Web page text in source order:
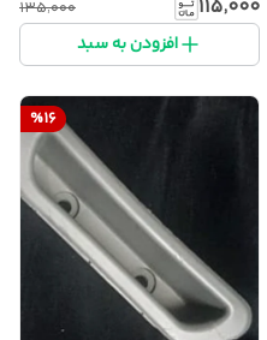
۱۱۵٬۰۰۰ ۱۳۵٬۰۰۰
افزودن به سبد
%16